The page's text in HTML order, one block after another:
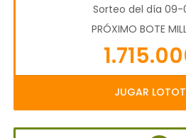
Sorteo del día
PRÓXIMO BOTE
JUGAR